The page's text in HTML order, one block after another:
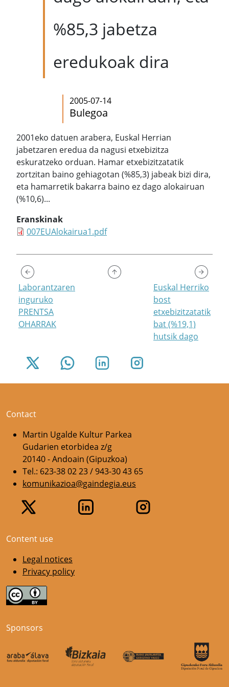
%85,3 jabetza
eredukoak dira
2005-07-14
Bulegoa
2001eko datuen arabera, Euskal Herrian
jabetzaren eredua da nagusi etxebizitza
eskuratzeko orduan. Hamar etxebizitzatatik
zortzitan baino gehiagotan (%85,3) jabeak bizi dira,
eta hamarretik bakarra baino ez dago alokairuan
(%10,6)...
Eranskinak
007EUAlokairua1.pdf
Laborantzaren
inguruko
PRENTSA
OHARRAK
Euskal Herriko
bost
etxebizitzatatik
bat (%19,1)
hutsik dago
Contact
Martin Ugalde Kultur Parkea
Gudarien etorbidea z/g
20140 - Andoain (Gipuzkoa)
Tel.: 623-38 02 23 / 943-30 43 65
komunikazioa@gaindegia.eus
Content use
Legal notices
Privacy policy
Sponsors